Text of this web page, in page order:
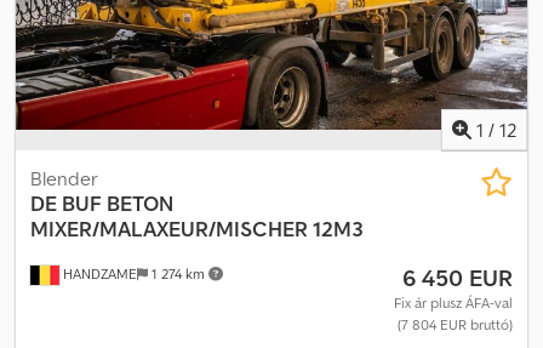
Tömegek Önsúly: 9 320 kg Hasznos teher: 29 680 kg
Megengedett össztömeg: 39 000 kg Karbantartás Műszaki vizsga
(APK): érvényes 2026.11-ig Állapot Műszaki állapot: nagyon jó
Esztétikai állapot: nagyon jó Sérülés: nincs
1 / 12
HANDZAME 1 274 km
Blender
DE BUF BETON
MIXER/MALAXEUR/MISCHER 12M3
6 450 EUR
Fix ár plusz ÁFA-val
(7 804 EUR bruttó)